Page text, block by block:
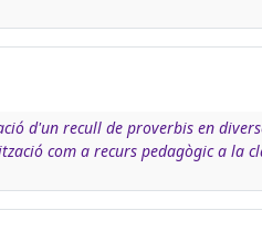
d'un recull de proverbis en
com a recurs pedagògic a la